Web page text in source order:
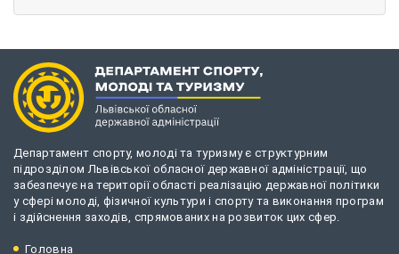
Департамент спорту, молоді та туризму є структурним
підрозділом Львівської обласної державної адміністрації, що
забезпечує на території області реалізацію державної політики
у сфері молоді, фізичної культури і спорту та виконання програм
і здійснення заходів, спрямованих на розвиток цих сфер.
Головна